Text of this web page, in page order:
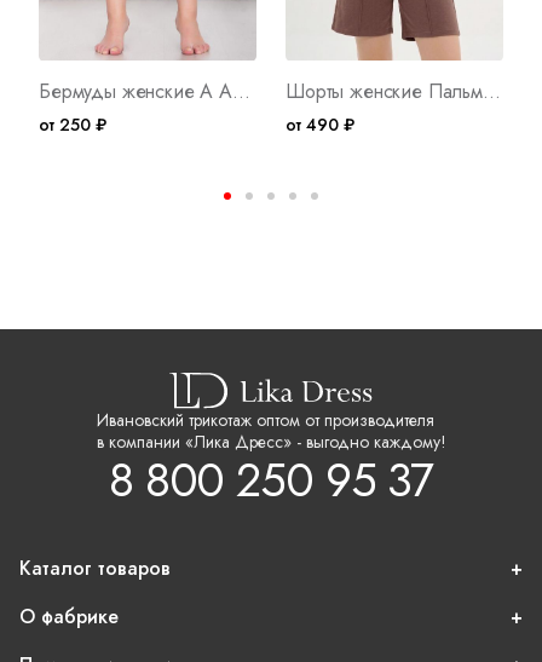
Бермуды женские А Арт. 5389
от 250 ₽
Шорты женские Пальмира К Арт. 10667
от 490 ₽
Ивановский трикотаж оптом от производителя
в компании «Лика Дресс» - выгодно каждому!
8 800 250 95 37
Каталог товаров
О фабрике